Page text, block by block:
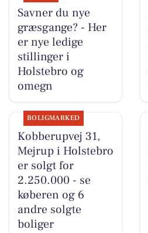
Savner du nye
græsgange? - Her
er nye ledige
stillinger i
Holstebro og
omegn
BOLIGMARKED
Kobberupvej 31,
Mejrup i Holstebro
er solgt for
2.250.000 - se
køberen og 6
andre solgte
boliger